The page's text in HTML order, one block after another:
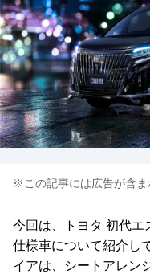
※この記事には広告が含ま
今回は、トヨタ 初代エ
仕様車について紹介し
イアは、シートアレン